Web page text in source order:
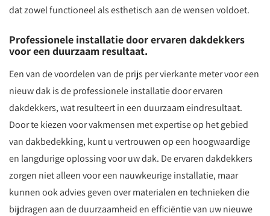
dat zowel functioneel als esthetisch aan de wensen voldoet.
Professionele installatie door ervaren dakdekkers
voor een duurzaam resultaat.
Een van de voordelen van de prijs per vierkante meter voor een
nieuw dak is de professionele installatie door ervaren
dakdekkers, wat resulteert in een duurzaam eindresultaat.
Door te kiezen voor vakmensen met expertise op het gebied
van dakbedekking, kunt u vertrouwen op een hoogwaardige
en langdurige oplossing voor uw dak. De ervaren dakdekkers
zorgen niet alleen voor een nauwkeurige installatie, maar
kunnen ook advies geven over materialen en technieken die
bijdragen aan de duurzaamheid en efficiëntie van uw nieuwe